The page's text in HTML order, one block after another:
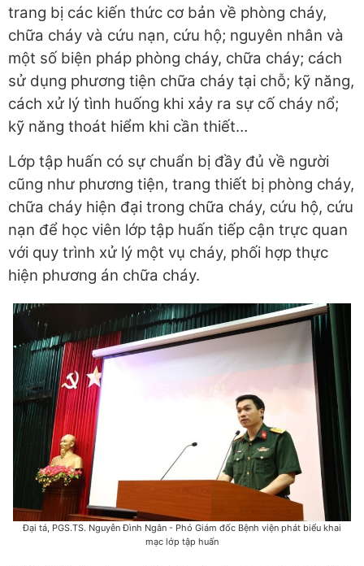
trang bị các kiến thức cơ bản về phòng cháy,
chữa cháy và cứu nạn, cứu hộ; nguyên nhân và
một số biện pháp phòng cháy, chữa cháy; cách
sử dụng phương tiện chữa cháy tại chỗ; kỹ năng,
cách xử lý tình huống khi xảy ra sự cố cháy nổ;
kỹ năng thoát hiểm khi cần thiết…
Lớp tập huấn có sự chuẩn bị đầy đủ về người
cũng như phương tiện, trang thiết bị phòng cháy,
chữa cháy hiện đại trong chữa cháy, cứu hộ, cứu
nạn để học viên lớp tập huấn tiếp cận trực quan
với quy trình xử lý một vụ cháy, phối hợp thực
hiện phương án chữa cháy.
Đại tá, PGS.TS. Nguyễn Đình Ngân - Phó Giám đốc Bệnh viện phát biểu khai
mạc lớp tập huấn